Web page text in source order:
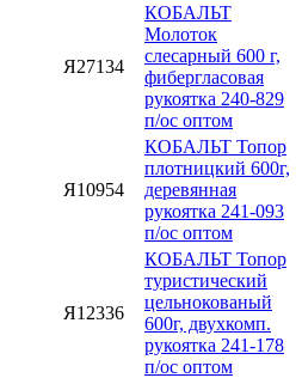
Я27134
КОБАЛЬТ
Молоток
слесарный 600 г,
фибергласовая
рукоятка 240-829
п/ос оптом
Я10954
КОБАЛЬТ Топор
плотницкий 600г,
деревянная
рукоятка 241-093
п/ос оптом
Я12336
КОБАЛЬТ Топор
туристический
цельнокованый
600г, двухкомп.
рукоятка 241-178
п/ос оптом